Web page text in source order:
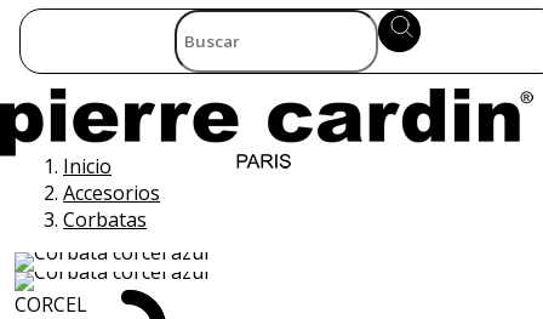
Inicio
Accesorios
Corbatas
CORCEL